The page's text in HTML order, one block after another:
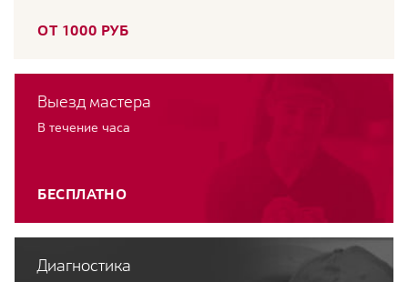
ОТ 1000 РУБ
Выезд мастера
В течение часа
БЕСПЛАТНО
Диагностика